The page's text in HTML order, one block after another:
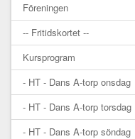
Föreningen
-- Fritidskortet --
Kursprogram
- HT - Dans A-torp onsdag
- HT - Dans A-torp torsdag
- HT - Dans A-torp söndag